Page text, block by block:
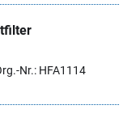
Nr.: HFA1114